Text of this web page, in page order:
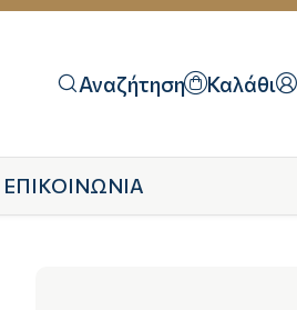
Αναζήτηση Καλάθι
ΕΠΙΚΟΙΝΩΝΙΑ